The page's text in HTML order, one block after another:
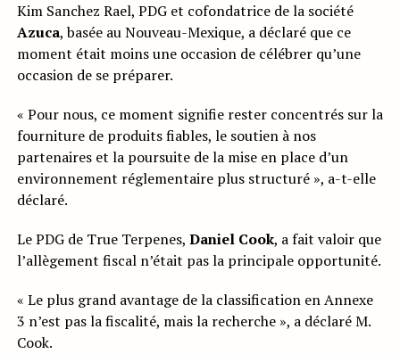
Kim Sanchez Rael, PDG et cofondatrice de la société
Azuca, basée au Nouveau-Mexique, a déclaré que ce
moment était moins une occasion de célébrer qu’une
occasion de se préparer.
« Pour nous, ce moment signifie rester concentrés sur la
fourniture de produits fiables, le soutien à nos
partenaires et la poursuite de la mise en place d’un
environnement réglementaire plus structuré », a-t-elle
déclaré.
Le PDG de True Terpenes, Daniel Cook, a fait valoir que
l’allègement fiscal n’était pas la principale opportunité.
« Le plus grand avantage de la classification en Annexe
3 n’est pas la fiscalité, mais la recherche », a déclaré M.
Cook.